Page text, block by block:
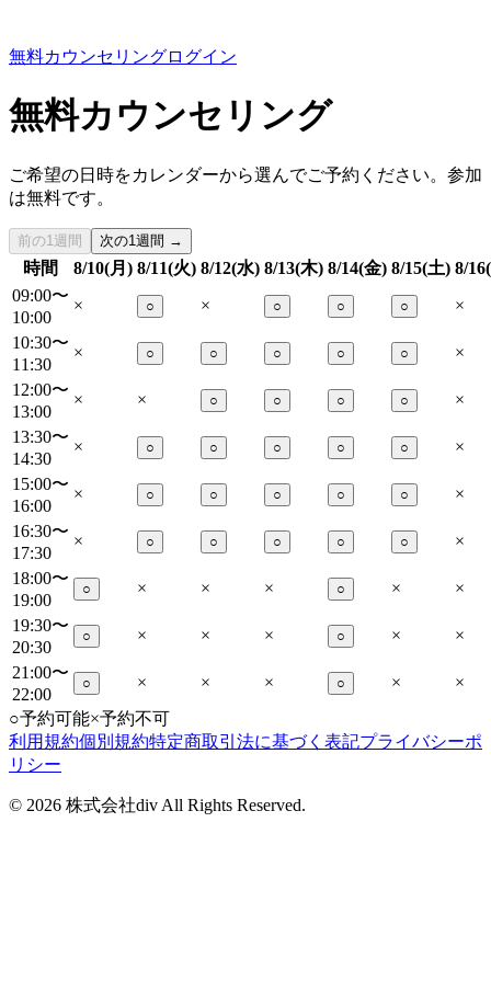
無料カウンセリングログイン
無料カウンセリング
ご希望の日時をカレンダーから選んでご予約ください。参加
は無料です。
前の1週間 次の1週間 →
時間 8/10(月) 8/11(火) 8/12(水) 8/13(木) 8/14(金) 8/15(土) 8/
09:00〜
10:00
× ○ × ○ ○ ○
×
10:30〜
11:30
× ○ ○ ○ ○ ○
×
12:00〜
13:00
× × ○ ○ ○ ○
×
13:30〜
14:30
× ○ ○ ○ ○ ○
×
15:00〜
16:00
× ○ ○ ○ ○ ○
×
16:30〜
17:30
× ○ ○ ○ ○ ○
×
18:00〜
19:00
○ × × × ○ ×
×
19:30〜
20:30
○ × × × ○ ×
×
21:00〜
22:00
○ × × × ○ ×
×
○予約可能×予約不可
利用規約個別規約特定商取引法に基づく表記プライバシーポ
リシー
© 2026 株式会社div All Rights Reserved.